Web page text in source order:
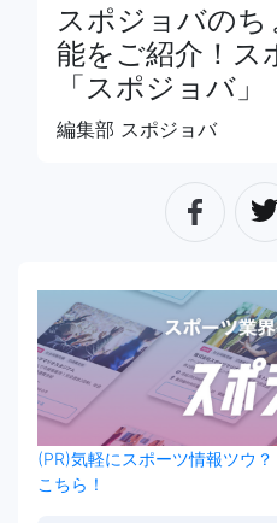
スポジョバの
能をご紹介！ス
「スポジョバ」
編集部 スポジョバ
(PR)気軽にスポーツ情報ツウ
こちら！